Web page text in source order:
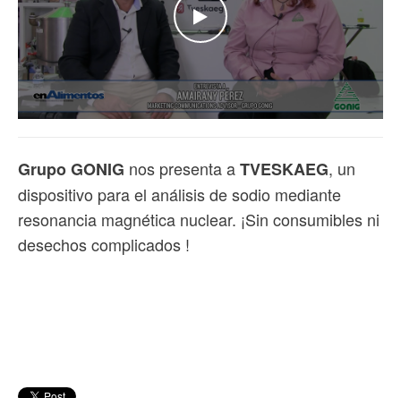
WATCH THE VIDEO
Grupo GONIG nos presenta aTVESKAEG, un
dispositivo para el análisis de sodio mediante
resonancia magnética nuclear. ¡Sin consumibles ni
desechos complicados !